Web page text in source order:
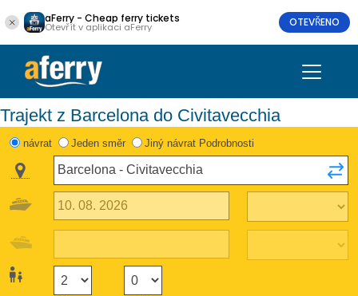
aFerry - Cheap ferry tickets
Otevřít v aplikaci aFerry OTEVŘENO
Trajekt z Barcelona do Civitavecchia
návrat Jeden směr Jiný návrat Podrobnosti